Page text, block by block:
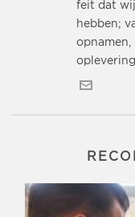
feit dat
hebben;